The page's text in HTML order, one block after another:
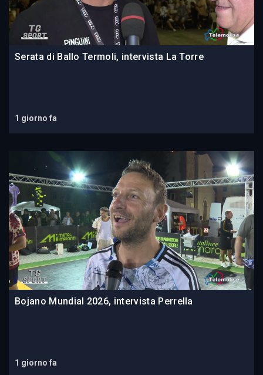
Serata di Ballo Termoli, intervista La Torre
1 giorno fa
Bojano Mundial 2026, intervista Perrella
1 giorno fa